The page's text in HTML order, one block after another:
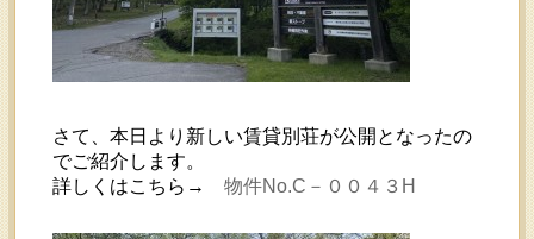
さて、本日より新しい賃貸別荘が公開となったの
でご紹介します。
詳しくはこちら→ 物件No.C－００４３H